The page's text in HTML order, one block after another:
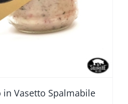
in Vasetto Spalmabile